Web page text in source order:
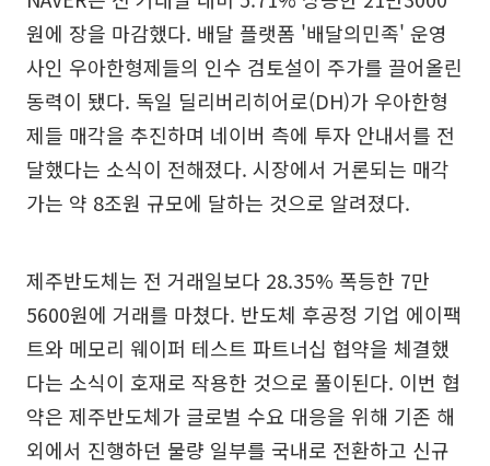
원에 장을 마감했다. 배달 플랫폼 '배달의민족' 운영
사인 우아한형제들의 인수 검토설이 주가를 끌어올린
동력이 됐다. 독일 딜리버리히어로(DH)가 우아한형
제들 매각을 추진하며 네이버 측에 투자 안내서를 전
달했다는 소식이 전해졌다. 시장에서 거론되는 매각
가는 약 8조원 규모에 달하는 것으로 알려졌다.
제주반도체는 전 거래일보다 28.35% 폭등한 7만
5600원에 거래를 마쳤다. 반도체 후공정 기업 에이팩
트와 메모리 웨이퍼 테스트 파트너십 협약을 체결했
다는 소식이 호재로 작용한 것으로 풀이된다. 이번 협
약은 제주반도체가 글로벌 수요 대응을 위해 기존 해
외에서 진행하던 물량 일부를 국내로 전환하고 신규